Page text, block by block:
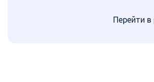
Перейти в